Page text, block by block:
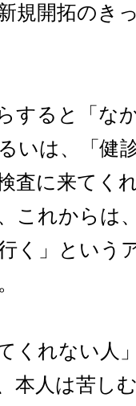
規開拓のき
すると「な
いは、「健
査に来てく
これからは
く」という
くれない人
本人は苦し